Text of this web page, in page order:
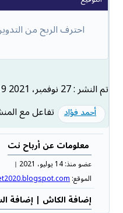
احترف الربح من
تم النشر : 27 نوفمبر، 2021 12:19 ص
أحمد فؤاد تفاعل مع
معلومات عن أرباح نت
عضو منذ: 14 يوليو، 2021
الموقع:
إضافة الكاش | إضافة